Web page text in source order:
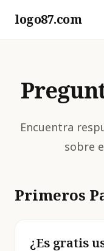
logo87.com
Encuentra
sobre
Primeros
¿Es gratis